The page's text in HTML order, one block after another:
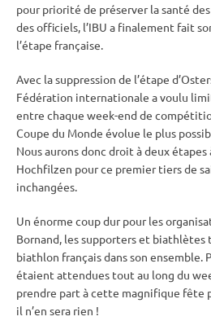
pour priorité de préserver la santé
des officiels, l’IBU a finalement fait
l’étape française.
Avec la suppression de l’étape d’
Fédération internationale a voulu
entre chaque week-end de
Coupe du Monde évolue le plus
Nous aurons donc droit à deux étapes
Hochfilzen pour ce premier tiers de
inchangées.
Un énorme coup dur pour les
Bornand, les supporters et biathlètes
biathlon français dans son ensemble.
étaient attendues tout au long du
prendre part à cette magnifique fête
il n’en sera rien !